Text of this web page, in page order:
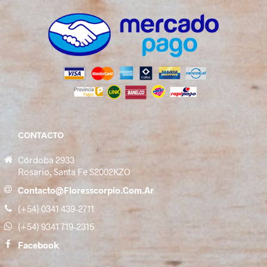
CONTACTO
Córdoba 2933
Rosario, Santa Fe S2002KZO
Contacto@floresscorpio.com.ar
(+54) 0341 439-2711
(+54) 9341 719-2315
Facebook